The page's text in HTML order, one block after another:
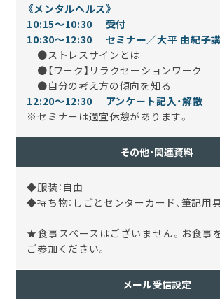
《メンタルヘルス》
10:15～10:30 受付
10:30～12:30 セミナー／大平 由紀子
●ストレスサインとは
●【ワーク】リラクセーションワーク
●自分の考え方の傾向を知る
12:20～12:30 アンケート記入・解散
※セミナーは適宜休憩があります。
その他・関連資料
◆服装：自由
◆持ち物：しごとセンターカード、筆記用
★食事スペースはございません。お食事
ご参加ください。
メール受信設定